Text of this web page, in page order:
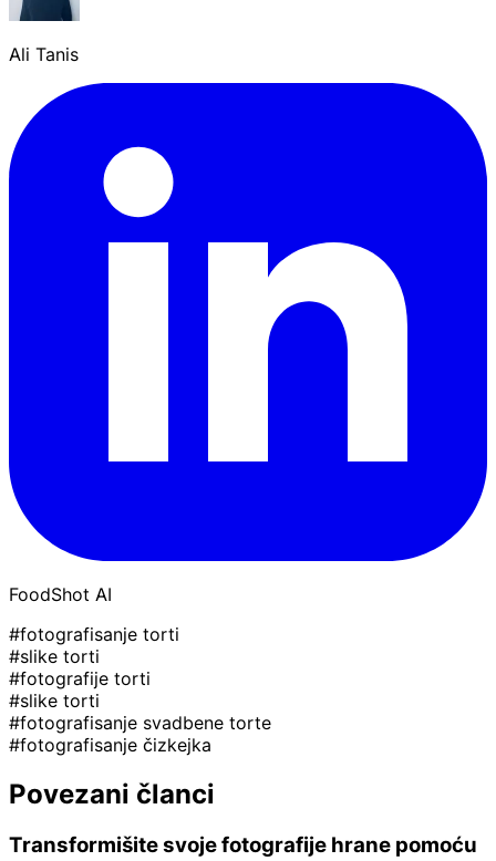
Ali Tanis
FoodShot AI
#fotografisanje torti
#slike torti
#fotografije torti
#slike torti
#fotografisanje svadbene torte
#fotografisanje čizkejka
Povezani članci
Transformišite svoje fotografije hrane pomoću